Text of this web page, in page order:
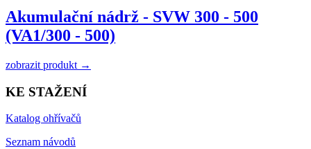
Akumulační nádrž - SVW 300 - 500
(VA1/300 - 500)
zobrazit produkt →
KE STAŽENÍ
Katalog ohřívačů
Seznam návodů